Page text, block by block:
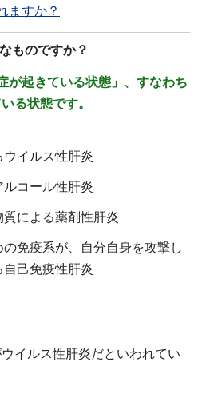
ますか？
ものですか？
が起きている状態」、すなわち
る状態です。
ウイルス性肝炎
コール性肝炎
による薬剤性肝炎
免疫系が、自分自身を攻撃し
己免疫性肝炎
イルス性肝炎だといわれてい